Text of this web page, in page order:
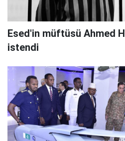
Esed'in müftüsü Ahmed
istendi